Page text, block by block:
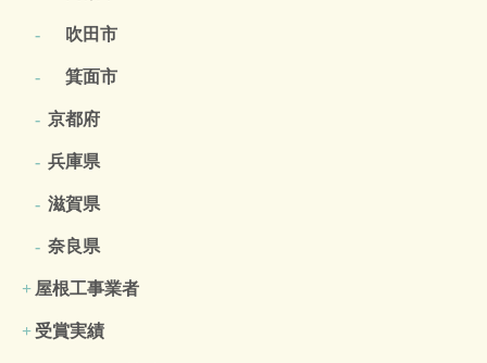
吹田市
箕面市
京都府
兵庫県
滋賀県
奈良県
屋根工事業者
受賞実績